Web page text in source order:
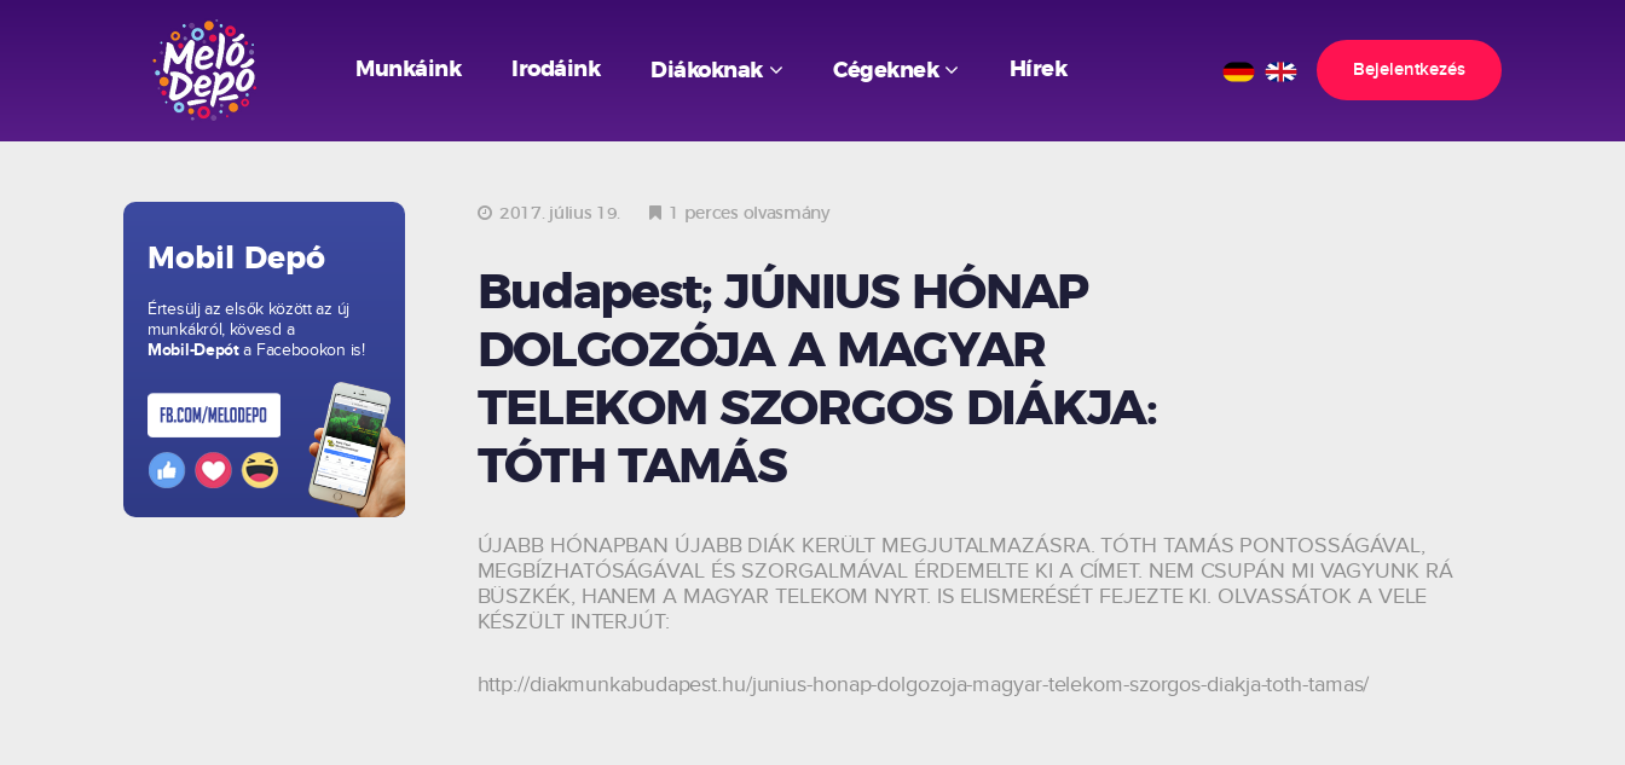
Munkáink Irodáink Diákoknak Cégeknek Hírek Bejelentkezés
Mobil Depó
Értesülj az elsők között az új
munkákról, kövesd a
Mobil-Depóta Facebookon is!
2017. július 19. 1 perces olvasmány
Budapest; JÚNIUS HÓNAP
DOLGOZÓJA A MAGYAR
TELEKOM SZORGOS DIÁKJA:
TÓTH TAMÁS
ÚJABB HÓNAPBAN ÚJABB DIÁK KERÜLT MEGJUTALMAZÁSRA. TÓTH TAMÁS PONTOSSÁGÁVAL,
MEGBÍZHATÓSÁGÁVAL ÉS SZORGALMÁVAL ÉRDEMELTE KI A CÍMET. NEM CSUPÁN MI VAGYUNK RÁ
BÜSZKÉK, HANEM A MAGYAR TELEKOM NYRT. IS ELISMERÉSÉT FEJEZTE KI. OLVASSÁTOK A VELE
KÉSZÜLT INTERJÚT:
http://diakmunkabudapest.hu/junius-honap-dolgozoja-magyar-telekom-szorgos-diakja-toth-tamas/